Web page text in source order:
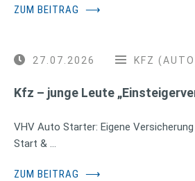
ZUM BEITRAG ⟶
27.07.2026 KFZ
Kfz – junge Leute
VHV Auto Starter: Eigene
Start & …
ZUM BEITRAG ⟶